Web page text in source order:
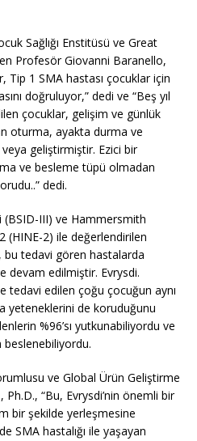
Sağlığı Enstitüsü ve Great
Profesör Giovanni Baranello,
Tip 1 SMA hastası çocuklar için
doğruluyor,” dedi ve “Beş yıl
çocuklar, gelişim ve günlük
oturma, ayakta durma ve
geliştirmiştir. Ezici bir
ve besleme tüpü olmadan
dedi.
(BSID-III) ve Hammersmith
(HINE-2) ile değerlendirilen
tedavi gören hastalarda
devam edilmiştir. Evrysdi.
tedavi edilen çoğu çocuğun aynı
yeteneklerini de koruduğunu
%96’sı yutkunabiliyordu ve
beslenebiliyordu.
ve Global Ürün Geliştirme
“Bu, Evrysdi’nin önemli bir
bir şekilde yerleşmesine
SMA hastalığı ile yaşayan